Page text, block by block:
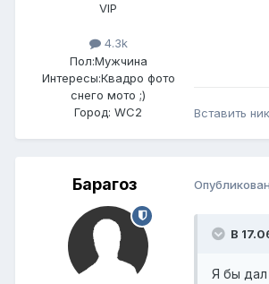
VIP
4.3k
Пол:Мужчина
Интересы:Квадро фото
снего мото ;)
Город: WC2 Вставить ник
Барагоз
В
Я бы дал